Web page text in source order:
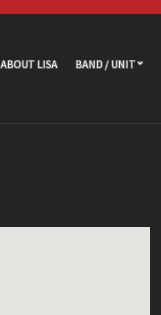
ABOUT LISA BAND / UNIT